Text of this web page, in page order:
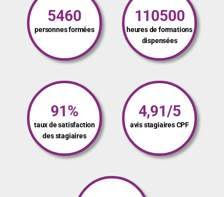
5460
personnes formées
110500
heures de formations
dispensées
91%
taux de satisfaction
des stagiaires
4,91/5
avis stagiaires CPF